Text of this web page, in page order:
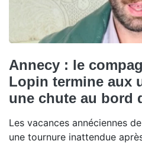
Annecy : le
Lopin termine aux
une chute au bord
Les vacances annéciennes
une tournure inattendue